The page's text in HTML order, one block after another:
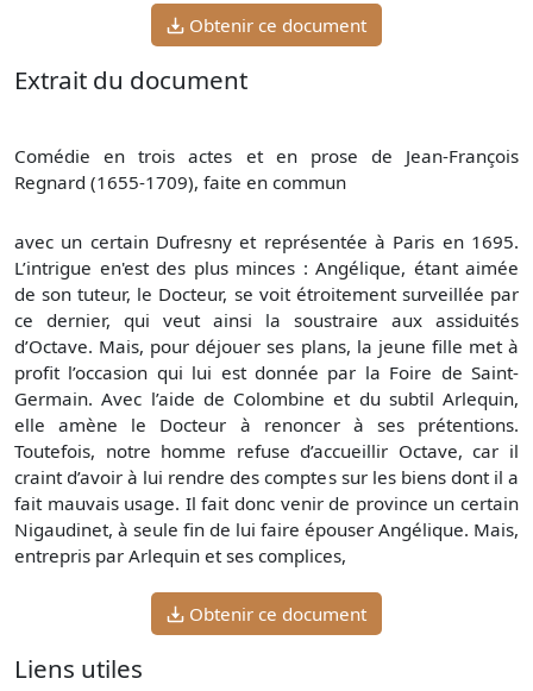
Obtenir ce document
Extrait du document
Comédie en trois actes et en prose de Jean-François
Regnard (1655-1709), faite en commun
avec un certain Dufresny et représentée à Paris en 1695.
L’intrigue en'est des plus minces : Angélique, étant aimée
de son tuteur, le Docteur, se voit étroitement surveillée par
ce dernier, qui veut ainsi la soustraire aux assiduités
d’Octave. Mais, pour déjouer ses plans, la jeune fille met à
profit l’occasion qui lui est donnée par la Foire de Saint-
Germain. Avec l’aide de Colombine et du subtil Arlequin,
elle amène le Docteur à renoncer à ses prétentions.
Toutefois, notre homme refuse d’accueillir Octave, car il
craint d’avoir à lui rendre des comptes sur les biens dont il a
fait mauvais usage. Il fait donc venir de province un certain
Nigaudinet, à seule fin de lui faire épouser Angélique. Mais,
entrepris par Arlequin et ses complices,
Obtenir ce document
Liens utiles